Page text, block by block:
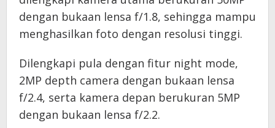
dengan bukaan lensa f/1.8, sehingga mampu
menghasilkan foto dengan resolusi tinggi.
Dilengkapi pula dengan fitur night mode,
2MP depth camera dengan bukaan lensa
f/2.4, serta kamera depan berukuran 5MP
dengan bukaan lensa f/2.2.